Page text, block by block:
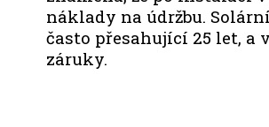
náklady na údržbu.
často přesahující 25 let, a
záruky.